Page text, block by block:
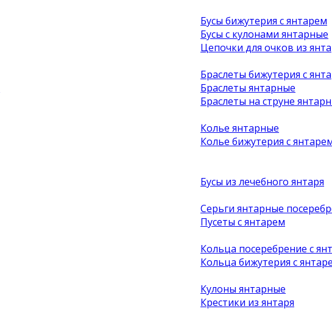
Бусы бижутерия с янтарем
Бусы с кулонами янтарные
Цепочки для очков из
Браслеты бижутерия с
Браслеты янтарные
Браслеты на струне
Колье янтарные
Колье бижутерия с
Бусы из лечебного янтаря
Серьги янтарные
Пусеты с янтарем
Кольца посеребрение с
Кольца бижутерия с
Кулоны янтарные
Крестики из янтаря